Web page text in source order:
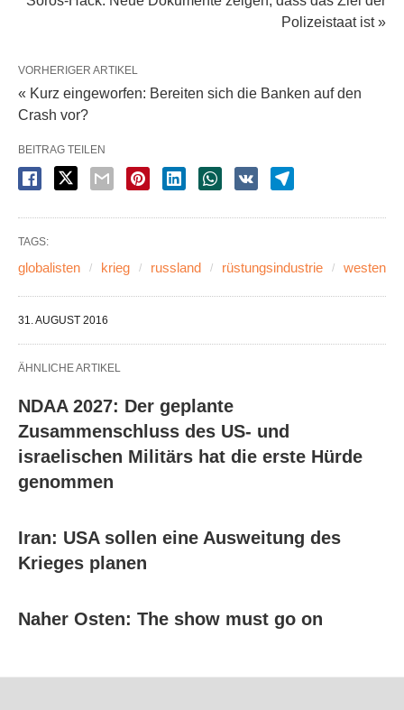
Polizeistaat ist »
VORHERIGER ARTIKEL
« Kurz eingeworfen: Bereiten sich die Banken auf den
Crash vor?
BEITRAG TEILEN
TAGS:
globalisten krieg russland rüstungsindustrie westen
31. AUGUST 2016
ÄHNLICHE ARTIKEL
NDAA 2027: Der geplante
Zusammenschluss des US- und
israelischen Militärs hat die erste Hürde
genommen
Iran: USA sollen eine Ausweitung des
Krieges planen
Naher Osten: The show must go on